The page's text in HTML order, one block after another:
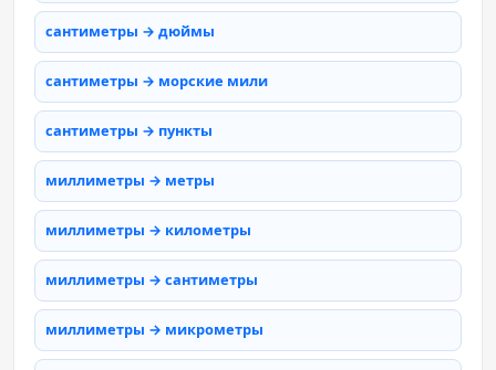
сантиметры → дюймы
сантиметры → морские мили
сантиметры → пункты
миллиметры → метры
миллиметры → километры
миллиметры → сантиметры
миллиметры → микрометры